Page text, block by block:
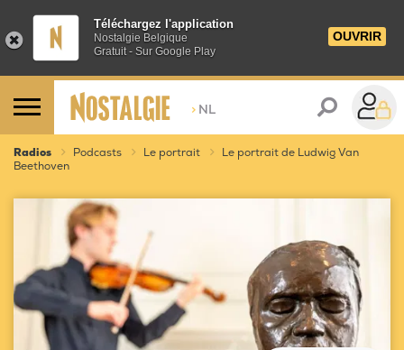
Téléchargez l'application
Nostalgie Belgique
Gratuit - Sur Google Play
OUVRIR
> NL
Radios Podcasts Le portrait
Le portrait de Ludwig Van
Beethoven